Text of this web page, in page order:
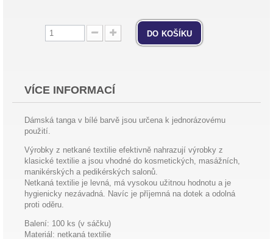
do košíku
VÍCE INFORMACÍ
Dámská tanga v bílé barvě jsou určena k jednorázovému
použití.
Výrobky z netkané textilie efektivně nahrazují výrobky z
klasické textilie a jsou vhodné do kosmetických, masážních,
manikérských a pedikérských salonů.
Netkaná textilie je levná, má vysokou užitnou hodnotu a je
hygienicky nezávadná. Navíc je příjemná na dotek a odolná
proti oděru.
Balení: 100 ks (v sáčku)
Materiál: netkaná textilie